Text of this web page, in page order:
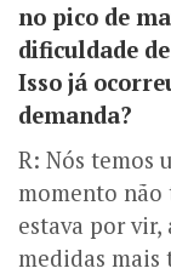
no pico de
dificuldade
Isso já
demanda?
R: Nós temos
momento não
estava por
medidas mais